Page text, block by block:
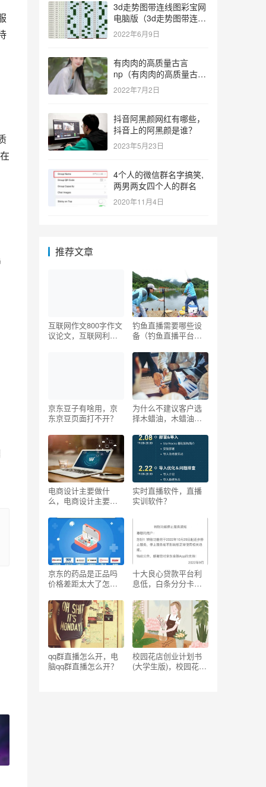
3d走势图带连线图彩宝网
电脑版（3d走势图带连线
图彩宝网手机版）
2022年6月9日
有肉肉的高质量古言
np（有肉肉的高质量古言
np推荐）
2022年7月2日
抖音阿黑颜网红有哪些，
抖音上的阿黑颜是谁？
2023年5月23日
4个人的微信群名字搞笑,
两男两女四个人的群名
2020年11月4日
推荐文章
互联网作文800字作文
议论文，互联网利弊
钓鱼直播需要哪些设
备（钓鱼直播平台哪
京东豆子有啥用，京
东京豆页面打不开？
为什么不建议客户选
择木蜡油，木蜡油对
电商设计主要做什
么，电商设计主要做
实时直播软件，直播
实训软件？
京东的药品是正品吗
价格差距太大了怎么
是正品吗？
十大良心贷款平台利
息低，白条分分卡
qq群直播怎么开，电
脑qq群直播怎么开？
校园花店创业计划书
(大学生版)，校园花店